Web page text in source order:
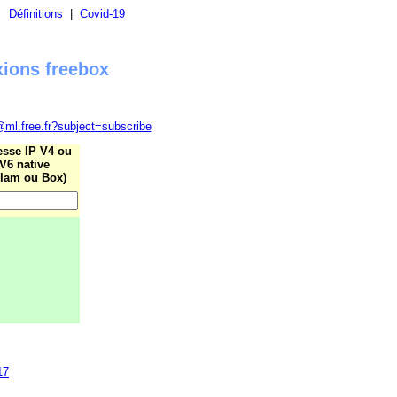
Définitions Covid-19
freebox
IP V4 ou
native
ou Box)